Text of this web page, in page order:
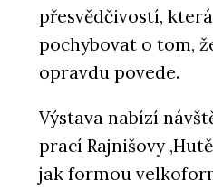
přesvědčivostí,
pochybovat o tom,
opravdu povede.
Výstava nabízí
prací Rajnišovy
jak formou